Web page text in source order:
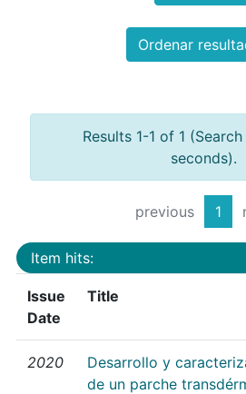
Ordenar
Results 1-1 of 1
seconds).
previous 1
Item hits:
Issue
Date
Title
2020
Desarrollo y
de un parche